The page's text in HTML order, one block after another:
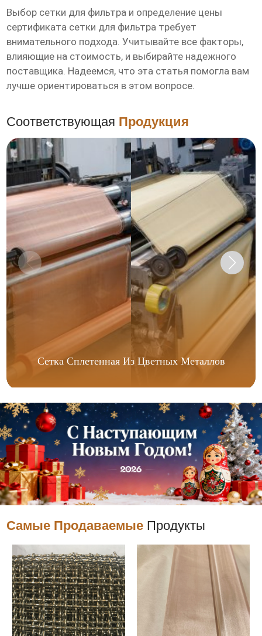
Выбор сетки для фильтра и определение цены
сертификата сетки для фильтра требует
внимательного подхода. Учитывайте все факторы,
влияющие на стоимость, и выбирайте надежного
поставщика. Надеемся, что эта статья помогла вам
лучше ориентироваться в этом вопросе.
Соответствующая Продукция
Сетка Сплетенная Из Цветных Металлов
Самые Продаваемые Продукты